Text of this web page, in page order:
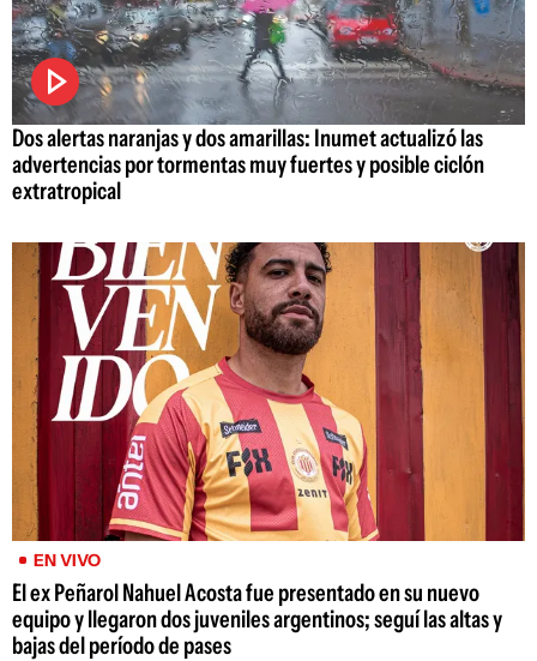
Dos alertas naranjas y dos amarillas: Inumet actualizó las
advertencias por tormentas muy fuertes y posible ciclón
extratropical
EN VIVO
El ex Peñarol Nahuel Acosta fue presentado en su nuevo
equipo y llegaron dos juveniles argentinos; seguí las altas y
bajas del período de pases